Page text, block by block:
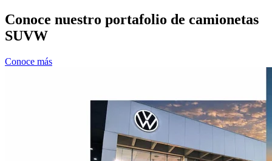
Conoce nuestro portafolio de camionetas
SUVW
Conoce más